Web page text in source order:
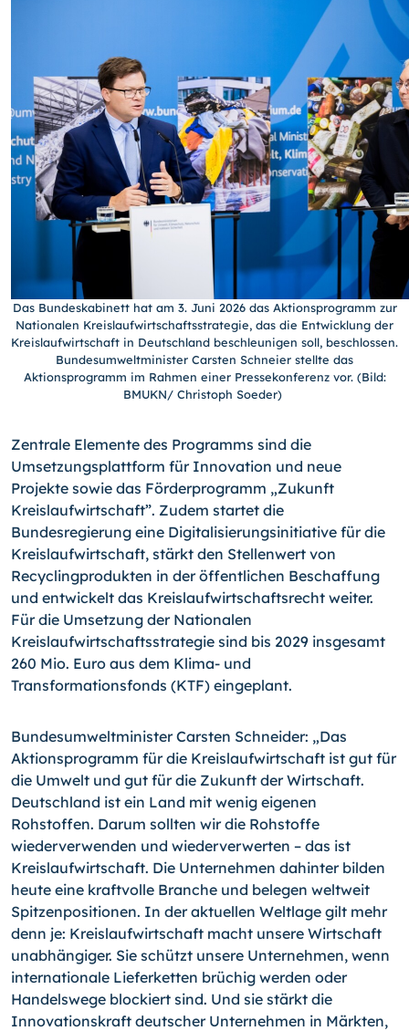
Das Bundeskabinett hat am 3. Juni 2026 das Aktionsprogramm zur
Nationalen Kreislaufwirtschaftsstrategie, das die Entwicklung der
Kreislaufwirtschaft in Deutschland beschleunigen soll, beschlossen.
Bundesumweltminister Carsten Schneier stellte das
Aktionsprogramm im Rahmen einer Pressekonferenz vor. (Bild:
BMUKN/ Christoph Soeder)
Zentrale Elemente des Programms sind die
Umsetzungsplattform für Innovation und neue
Projekte sowie das Förderprogramm „Zukunft
Kreislaufwirtschaft”. Zudem startet die
Bundesregierung eine Digitalisierungsinitiative für die
Kreislaufwirtschaft, stärkt den Stellenwert von
Recyclingprodukten in der öffentlichen Beschaffung
und entwickelt das Kreislaufwirtschaftsrecht weiter.
Für die Umsetzung der Nationalen
Kreislaufwirtschaftsstrategie sind bis 2029 insgesamt
260 Mio. Euro aus dem Klima- und
Transformationsfonds (KTF) eingeplant.
Bundesumweltminister Carsten Schneider: „Das
Aktionsprogramm für die Kreislaufwirtschaft ist gut für
die Umwelt und gut für die Zukunft der Wirtschaft.
Deutschland ist ein Land mit wenig eigenen
Rohstoffen. Darum sollten wir die Rohstoffe
wiederverwenden und wiederverwerten – das ist
Kreislaufwirtschaft. Die Unternehmen dahinter bilden
heute eine kraftvolle Branche und belegen weltweit
Spitzenpositionen. In der aktuellen Weltlage gilt mehr
denn je: Kreislaufwirtschaft macht unsere Wirtschaft
unabhängiger. Sie schützt unsere Unternehmen, wenn
internationale Lieferketten brüchig werden oder
Handelswege blockiert sind. Und sie stärkt die
Innovationskraft deutscher Unternehmen in Märkten,